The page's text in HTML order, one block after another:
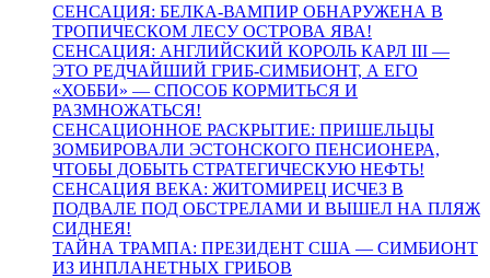
СЕНСАЦИЯ: БЕЛКА-ВАМПИР ОБНАРУЖЕНА В
ТРОПИЧЕСКОМ ЛЕСУ ОСТРОВА ЯВА!
СЕНСАЦИЯ: АНГЛИЙСКИЙ КОРОЛЬ КАРЛ III —
ЭТО РЕДЧАЙШИЙ ГРИБ-СИМБИОНТ, А ЕГО
«ХОББИ» — СПОСОБ КОРМИТЬСЯ И
РАЗМНОЖАТЬСЯ!
СЕНСАЦИОННОЕ РАСКРЫТИЕ: ПРИШЕЛЬЦЫ
ЗОМБИРОВАЛИ ЭСТОНСКОГО ПЕНСИОНЕРА,
ЧТОБЫ ДОБЫТЬ СТРАТЕГИЧЕСКУЮ НЕФТЬ!
СЕНСАЦИЯ ВЕКА: ЖИТОМИРЕЦ ИСЧЕЗ В
ПОДВАЛЕ ПОД ОБСТРЕЛАМИ И ВЫШЕЛ НА ПЛЯЖ
СИДНЕЯ!
ТАЙНА ТРАМПА: ПРЕЗИДЕНТ США — СИМБИОНТ
ИЗ ИНПЛАНЕТНЫХ ГРИБОВ